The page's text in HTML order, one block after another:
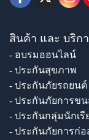
สินค้า และ บริก
- อบรมออนไลน์
- ประกันสุขภาพ
- ประกันภัยรถยนต์
- ประกันภัยการขน
- ประกันกลุ่มนักเรี
- ประกันภัยการก่อ